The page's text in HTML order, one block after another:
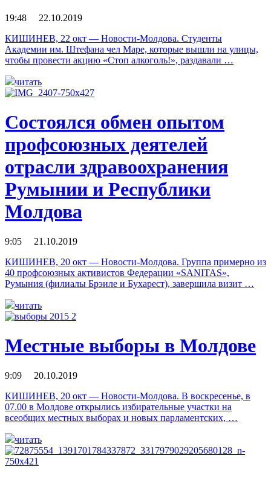
19:48 22.10.2019
КИШИНЕВ, 22 окт — Новости-Молдова. Студенты
Академии им. Штефана чел Маре, которые вышли на улицы,
чтобы провести акцию «Стоп алкоголь!», раздавали …
читать
Состоялся обмен опытом
профсоюзных деятелей
отрасли здравоохранения
Румынии и Республики
Молдова
9:05 21.10.2019
КИШИНЕВ, 20 окт — Новости-Молдова. Группа примерно из
40 профсоюзных активистов Федерации «SANITAS»,
Румыния (филиалы Брэиле и Бухарест), завершила визит …
читать
Местные выборы в Молдове
9:09 20.10.2019
КИШИНЕВ, 20 окт — Новости-Молдова. В воскресенье, в
07.00 в Молдове открылись избирательные участки на
всеобщих местных выборах и новых парламентских, …
читать